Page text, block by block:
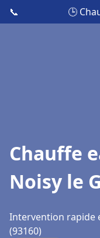
📞 🕒
Chauffe
Noisy le
Intervention rapide
(93160)